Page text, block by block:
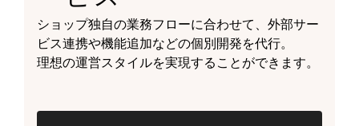
ショップ独自の業務フローに合わせて、外部サー
ビス連携や機能追加などの個別開発を代行。
理想の運営スタイルを実現することができます。